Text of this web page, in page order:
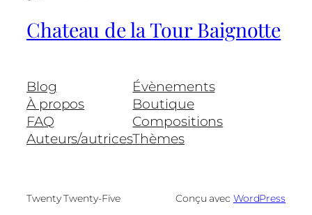
Chateau de la Tour Baignotte
Blog
À propos
FAQ
Auteurs/autrices
Évènements
Boutique
Compositions
Thèmes
Twenty Twenty-Five Conçu avec WordPress